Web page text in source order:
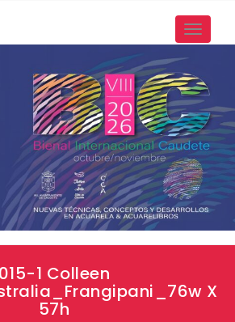
Toggle
015-1 Colleen
X
57h